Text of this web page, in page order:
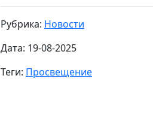
Рубрика: Новости
Дата: 19-08-2025
Теги: Просвещение